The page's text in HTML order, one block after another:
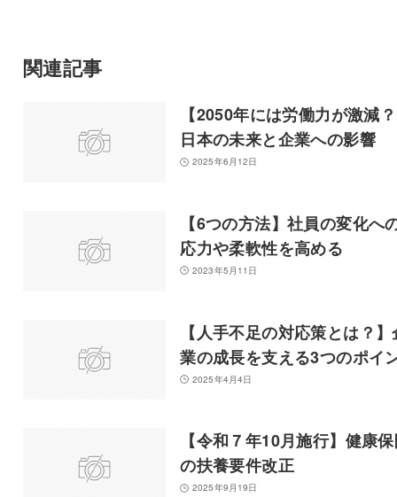
関連記事
【2050年には労働力が激減
日本の未来と企業への影響
2025年6月12日
【6つの方法】社員の変化へ
応力や柔軟性を高める
2023年5月11日
【人手不足の対応策とは？】
業の成長を支える3つのポイ
2025年4月4日
【令和７年10月施行】健康
の扶養要件改正
2025年9月19日